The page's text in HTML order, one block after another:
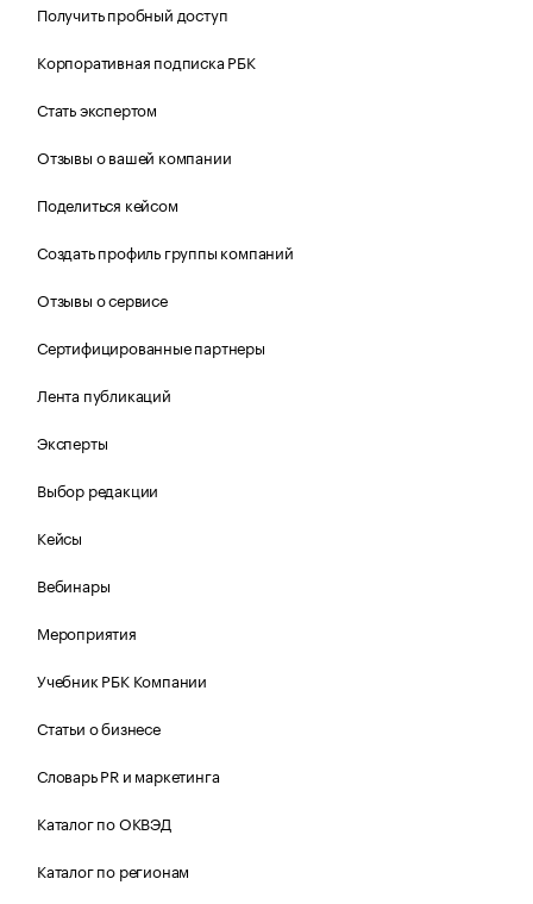
Получить пробный доступ
Корпоративная подписка РБК
Стать экспертом
Отзывы о вашей компании
Поделиться кейсом
Создать профиль группы компаний
Отзывы о сервисе
Сертифицированные партнеры
Лента публикаций
Эксперты
Выбор редакции
Кейсы
Вебинары
Мероприятия
Учебник РБК Компании
Статьи о бизнесе
Словарь PR и маркетинга
Каталог по ОКВЭД
Каталог по регионам